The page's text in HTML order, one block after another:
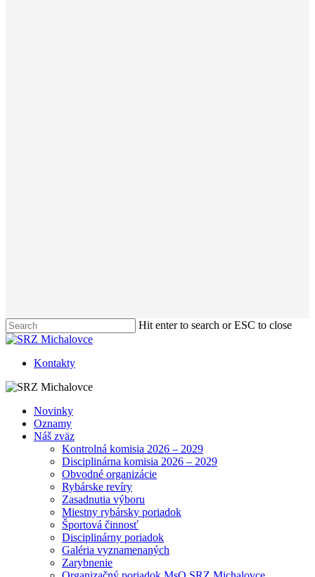
Hit enter to search or ESC to close
Close
Kontakty
Menu
Novinky
Oznamy
Náš zväz
Kontrolná komisia 2026 – 2029
Disciplinárna komisia 2026 – 2029
Obvodné organizácie
Rybárske revíry
Zasadnutia výboru
Miestny rybársky poriadok
Športová činnosť
Disciplinárny poriadok
Galéria vyznamenaných
Zarybnenie